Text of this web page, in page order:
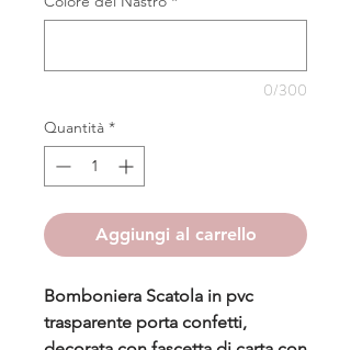
0/300
Quantità *
Aggiungi al carrello
Bomboniera Scatola in pvc
trasparente porta confetti,